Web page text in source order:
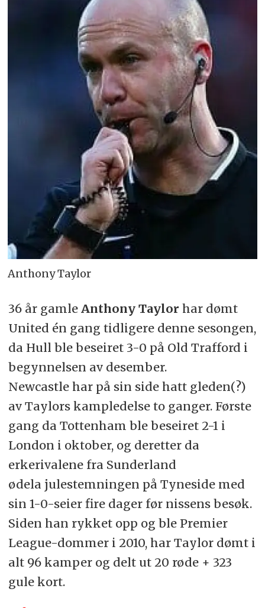
Anthony Taylor
36 år gamleAnthony Taylor har dømt
United én gang tidligere denne sesongen,
da Hull ble beseiret 3-0 på Old Trafford i
begynnelsen av desember.
Newcastle har på sin side hatt gleden(?)
av Taylors kampledelse to ganger. Første
gang da Tottenham ble beseiret 2-1 i
London i oktober, og deretter da
erkerivalene fra Sunderland
ødela julestemningen på Tyneside med
sin 1-0-seier fire dager før nissens besøk.
Siden han rykket opp og ble Premier
League-dommer i 2010, har Taylor dømt i
alt 96 kamper og delt ut 20 røde + 323
gule kort.